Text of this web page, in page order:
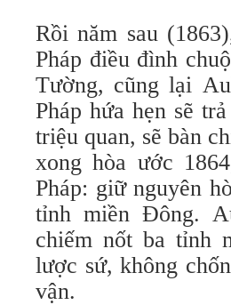
Rồi năm sau
Pháp điều đình
Tường, cũng lại
Pháp hứa hẹn sẽ
triệu quan, sẽ bàn
xong hòa ước
Pháp: giữ nguyên
tỉnh miền Đông.
chiếm nốt ba tỉnh
lược sứ, không
vận.